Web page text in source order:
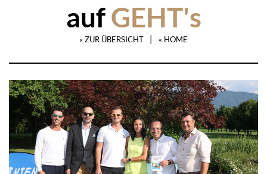
aufGEHT's
« ZUR ÜBERSICHT | « HOME